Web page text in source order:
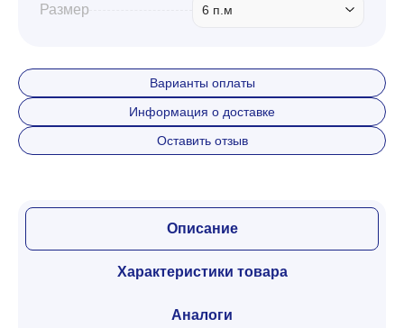
Размер 6 п.м
Варианты оплаты
Информация о доставке
Оставить отзыв
Описание
Характеристики товара
Аналоги